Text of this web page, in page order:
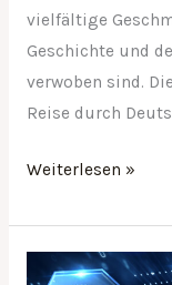
vielfältige
Geschichte und
verwoben sind.
Reise durch
Weiterlesen »
Facility